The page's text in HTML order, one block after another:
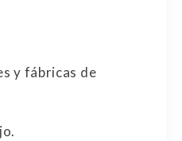
y fábricas de